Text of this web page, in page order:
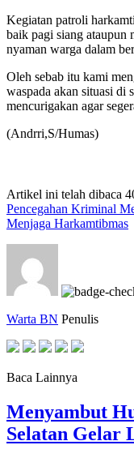
Kegiatan patroli
baik pagi siang ataupun
nyaman warga dalam
Oleh sebab itu kami
waspada akan situasi di
mencurigakan agar
(Andrri,S/Humas)
Artikel ini telah dibaca
Pencegahan Kriminal
Menjaga Harkamtibmas
Warta BN Penulis
Baca Lainnya
Menyambut
Selatan Gelar